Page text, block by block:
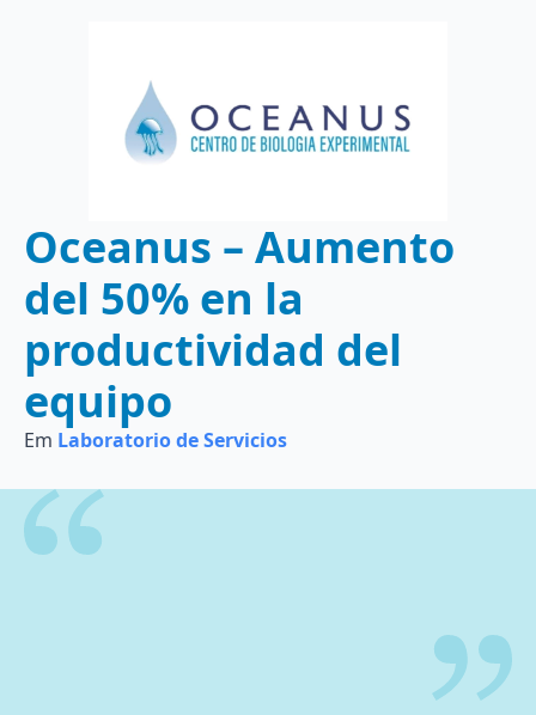
Oceanus – Aumento
del 50% en la
productividad del
equipo
Em Laboratorio de Servicios